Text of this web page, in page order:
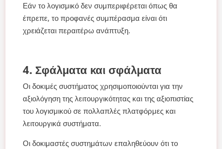
Εάν το λογισμικό δεν συμπεριφέρεται όπως θα
έπρεπε, το προφανές συμπέρασμα είναι ότι
χρειάζεται περαιτέρω ανάπτυξη.
4. Σφάλματα και σφάλματα
Οι δοκιμές συστήματος χρησιμοποιούνται για την
αξιολόγηση της λειτουργικότητας και της αξιοπιστίας
του λογισμικού σε πολλαπλές πλατφόρμες και
λειτουργικά συστήματα.
Οι δοκιμαστές συστημάτων επαληθεύουν ότι το